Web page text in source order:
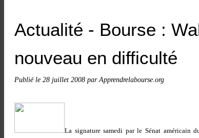
Actualité - Bourse :
nouveau en difficulté
Publié le 28 juillet 2008 par Apprendrelabourse.org
La signature samedi par le Sénat américain